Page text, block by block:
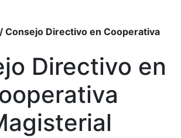
/ Consejo Directivo en Cooperativa
Directivo en